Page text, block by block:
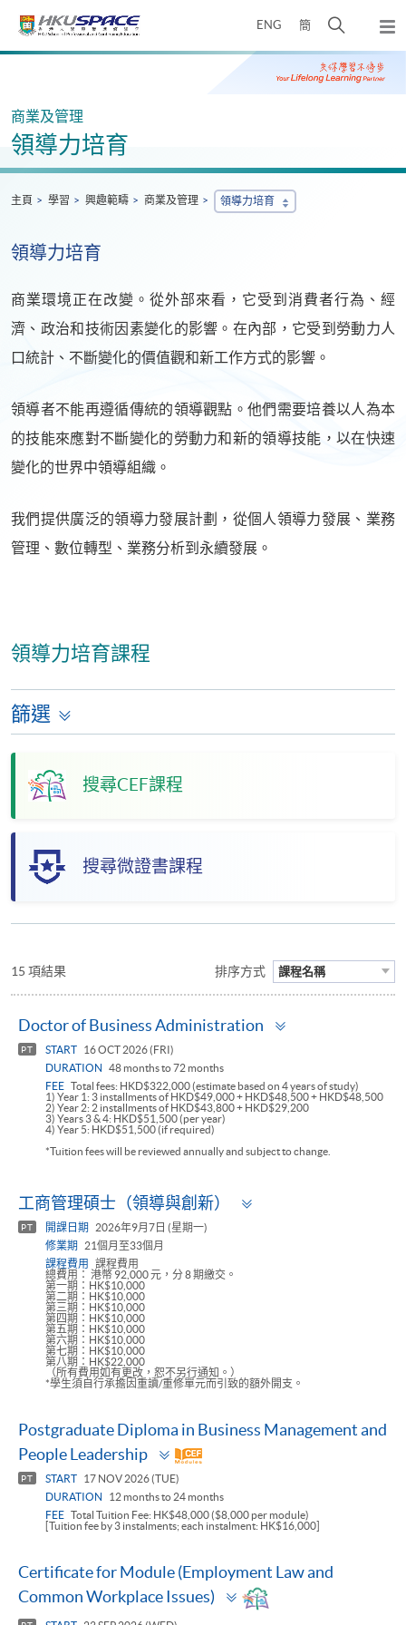
ENG 簡
開
搜
尋
彈
出
主
Main
商業及管理
領導力培育
主頁 學習 興趣範疇 商業及管理 領導力培育
領導力培育
商業環境正在改變。從外部來看，它受到消費者行為、經
濟、政治和技術因素變化的影響。在內部，它受到勞動力人
口統計、不斷變化的價值觀和新工作方式的影響。
領導者不能再遵循傳統的領導觀點。他們需要培養以人為本
的技能來應對不斷變化的勞動力和新的領導技能，以在快速
變化的世界中領導組織。
我們提供廣泛的領導力發展計劃，從個人領導力發展、業務
管理、數位轉型、業務分析到永續發展。
領導力培育課程
篩選
搜尋CEF課程
搜尋微證書課程
15 項結果 排序方式 課程名稱
Doctor of Business Administration
PT START
16 OCT 2026 (FRI)
DURATION
48 months to 72 months
FEE Total fees: HKD$322,000 (estimate based on 4 years of study)
1) Year 1: 3 installments of HKD$49,000 + HKD$48,500 + HKD$48,500
2) Year 2: 2 installments of HKD$43,800 + HKD$29,200
3) Years 3 & 4: HKD$51,500 (per year)
4) Year 5: HKD$51,500 (if required)
*Tuition fees will be reviewed annually and subject to change.
工商管理碩士（領導與創新）
PT 開課日期
2026年9月7日 (星期一)
修業期
21個月至33個月
課程費用
課程費用
總費用： 港幣 92,000 元，分 8 期繳交。
第一期：HK$10,000
第二期：HK$10,000
第三期：HK$10,000
第四期：HK$10,000
第五期：HK$10,000
第六期：HK$10,000
第七期：HK$10,000
第八期：HK$22,000
（所有費用如有更改，恕不另行通知。）
*學生須自行承擔因重讀/重修單元而引致的額外開支。
Postgraduate Diploma in Business Management and
People Leadership
Toggle
panel
PT START
17 NOV 2026 (TUE)
DURATION
12 months to 24 months
FEE Total Tuition Fee: HK$48,000 ($8,000 per module)
[Tuition fee by 3 instalments; each instalment: HK$16,000]
Certificate for Module (Employment Law and
Common Workplace Issues)
Toggle
panel